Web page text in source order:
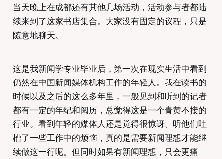
当天晚上在成都还有其他几场活动，活动参与者都陆
续来到了这家书店集合。大家没有固定的议程，只是
随意地聊天。
这是我新闻学专业毕业后，第一次在现实生活中看到
仍然在中国新闻媒体机构工作的年轻人。我在读书的
时候以及之后的这么多年里，一般见到和听到的记者
都有一定的年纪和阅历，总觉得这是一个青黄不接的
行业。看到年轻的媒体人还是觉得很惊讶。听他们吐
槽了一些工作中的烦恼，真的是需要新闻理想才能继
续做这一行呢。但同时如果有新闻理想，只会更痛